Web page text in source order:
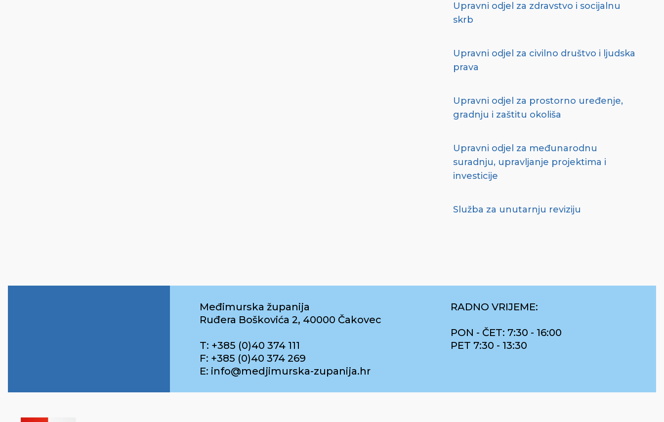
Upravni odjel za zdravstvo i socijalnu
skrb
Upravni odjel za civilno društvo i ljudska
prava
Upravni odjel za prostorno uređenje,
gradnju i zaštitu okoliša
Upravni odjel za međunarodnu
suradnju, upravljanje projektima i
investicije
Služba za unutarnju reviziju
Međimurska županija
Ruđera Boškovića 2, 40000 Čakovec
T: +385 (0)40 374 111
F: +385 (0)40 374 269
E: info@medjimurska-zupanija.hr
RADNO VRIJEME:
PON - ČET: 7:30 - 16:00
PET 7:30 - 13:30